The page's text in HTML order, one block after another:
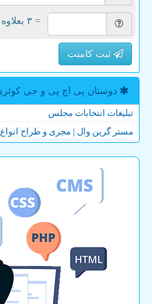
= ۳ بعلاوه ۲
ثبت کامنت
دوستان پی اچ پی و جی
تبلیغات انتخابات مجلس
مستر گرین وال | مجری و طراح انواع